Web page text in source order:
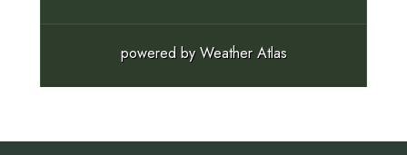
powered byWeather Atlas